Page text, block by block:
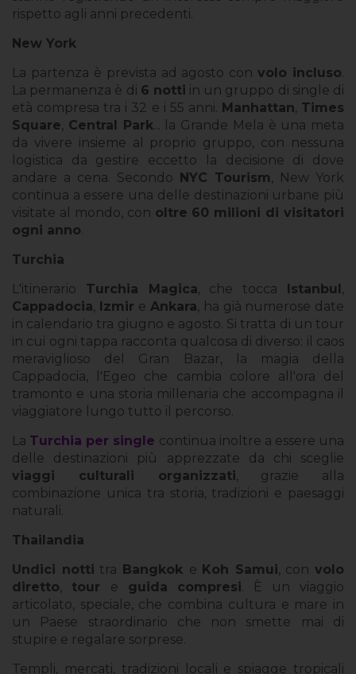
rispetto agli anni precedenti.
New York
La partenza è prevista ad agosto convolo incluso.
La permanenza è di 6 notti in un gruppo di single di
età compresa tra i 32 e i 55 anni. Manhattan, Times
Square, Central Park... la Grande Mela è una meta
da vivere insieme al proprio gruppo, con nessuna
logistica da gestire eccetto la decisione di dove
andare a cena. Secondo NYC Tourism, New York
continua a essere una delle destinazioni urbane più
visitate al mondo, con oltre 60 milioni di visitatori
ogni anno.
Turchia
L'itinerario Turchia Magica, che tocca Istanbul,
Cappadocia, Izmir eAnkara, ha già numerose date
in calendario tra giugno e agosto. Si tratta di un tour
in cui ogni tappa racconta qualcosa di diverso: il caos
meraviglioso del Gran Bazar, la magia della
Cappadocia, l'Egeo che cambia colore all'ora del
tramonto e una storia millenaria che accompagna il
viaggiatore lungo tutto il percorso.
La Turchia per single continua inoltre a essere una
delle destinazioni più apprezzate da chi sceglie
viaggi culturali organizzati, grazie alla
combinazione unica tra storia, tradizioni e paesaggi
naturali.
Thailandia
Undici notti tra Bangkok e Koh Samui, con volo
diretto, tour e guida compresi. È un viaggio
articolato, speciale, che combina cultura e mare in
un Paese straordinario che non smette mai di
stupire e regalare sorprese.
Templi, mercati, tradizioni locali e spiagge tropicali